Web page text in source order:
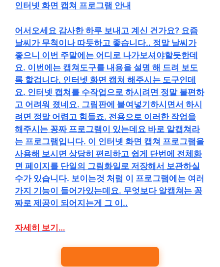
인터넷 화면 캡쳐 프로그램 안내
어서오세요 감사한 하루 보내고 계신 건가요? 요즘
날씨가 무척이나 따듯하고 좋습니다.. 정말 날씨가
좋으니 이번 주말에는 어디로 나가보셔야할듯한데
요. 이번에는 캡쳐도구를 내용을 설명 해 드려 보도
록 할겁니다. 인터넷 화면 캡쳐 해주시는 도구인데
요. 인터넷 캡쳐를 수작업으로 하시려면 정말 불편하
고 어려워 졌네요. 그림판에 붙여넣기하시면서 하시
려면 정말 어렵고 힘들죠. 전용으로 이러한 작업을
해주시는 꽁짜 프로그램이 있는데요 바로 알캡쳐라
는 프로그램입니다. 이 인터넷 화면 캡쳐 프로그램을
사용해 보시면 상당히 편리하고 쉽게 단번에 전체화
면 페이지를 단일의 그림화일로 저장해서 보관하실
수가 있습니다. 보이는것 처럼 이 프로그램에는 여러
가지 기능이 들어가있는데요. 무엇보다 알캡쳐는 꽁
짜로 제공이 되어지는게 그 이..
자세히 보기…